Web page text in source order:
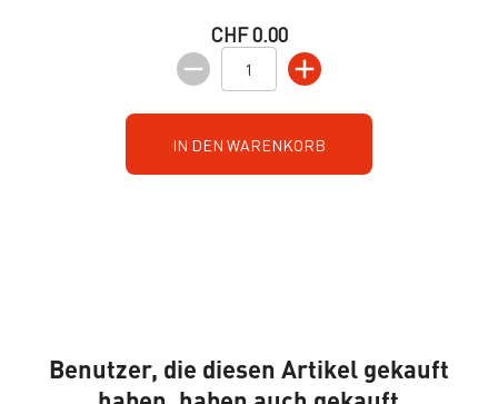
CHF 0.00
IN DEN WARENKORB
Benutzer, die diesen Artikel gekauft